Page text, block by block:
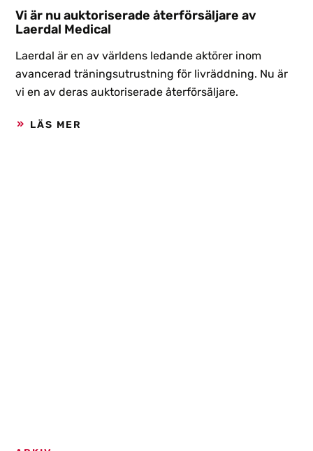
Vi är nu auktoriserade återförsäljare av
Laerdal Medical
Laerdal är en av världens ledande aktörer inom
avancerad träningsutrustning för livräddning. Nu är
vi en av deras auktoriserade återförsäljare.
LÄS MER